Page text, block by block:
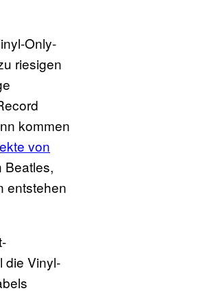
Only-
riesigen
kommen
von
Beatles,
entstehen
die Vinyl-